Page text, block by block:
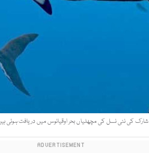
شارک کی نئی نسل کی مچھلیاں بحر اوقیانوس میں دریافت ہوئی